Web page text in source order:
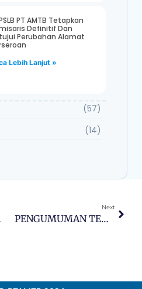
PT AMTB Tetapkan
Definitif Dan
Perubahan Alamat
Lebih Lanjut »
(57)
(14)
2025
Next
PENGUMUMAN TENDER PENGADAAN POMPA